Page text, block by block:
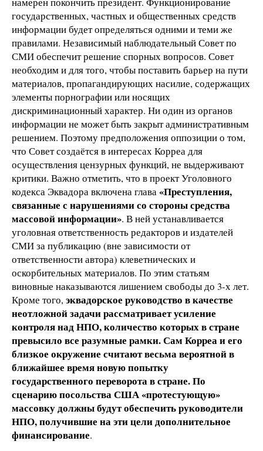
государственных, частных и общественных средств
информации будет определяться одними и теми же
правилами. Независимый наблюдательный Совет по
СМИ обеспечит решение спорных вопросов. Совет
необходим и для того, чтобы поставить барьер на пути
материалов, пропагандирующих насилие, содержащих
элементы порнографии или носящих
дискриминационный характер. Ни один из органов
информации не может быть закрыт административным
решением. Поэтому предположения оппозиции о том,
что Совет создаётся в интересах Корреа для
осуществления цензурных функций, не выдерживают
критики. Важно отметить, что в проект Уголовного
кодекса Эквадора включена глава«Преступления,
связанные с нарушениями со стороны средства
массовой информации». В ней устанавливается
уголовная ответственность редакторов и издателей
СМИ за публикацию (вне зависимости от
ответственности автора) клеветнических и
оскорбительных материалов. По этим статьям
виновные наказываются лишением свободы до 3-х лет.
Кроме того,эквадорское руководство в качестве
неотложной задачи рассматривает усиление
контроля над НПО, количество которых в стране
превысило все разумные рамки. Сам Корреа и его
близкое окружение считают весьма вероятной в
ближайшее время новую попытку
государственного переворота в стране. По
сценарию посольства США «протестующую»
массовку должны будут обеспечить руководители
НПО, получившие на эти цели дополнительное
финансирование.